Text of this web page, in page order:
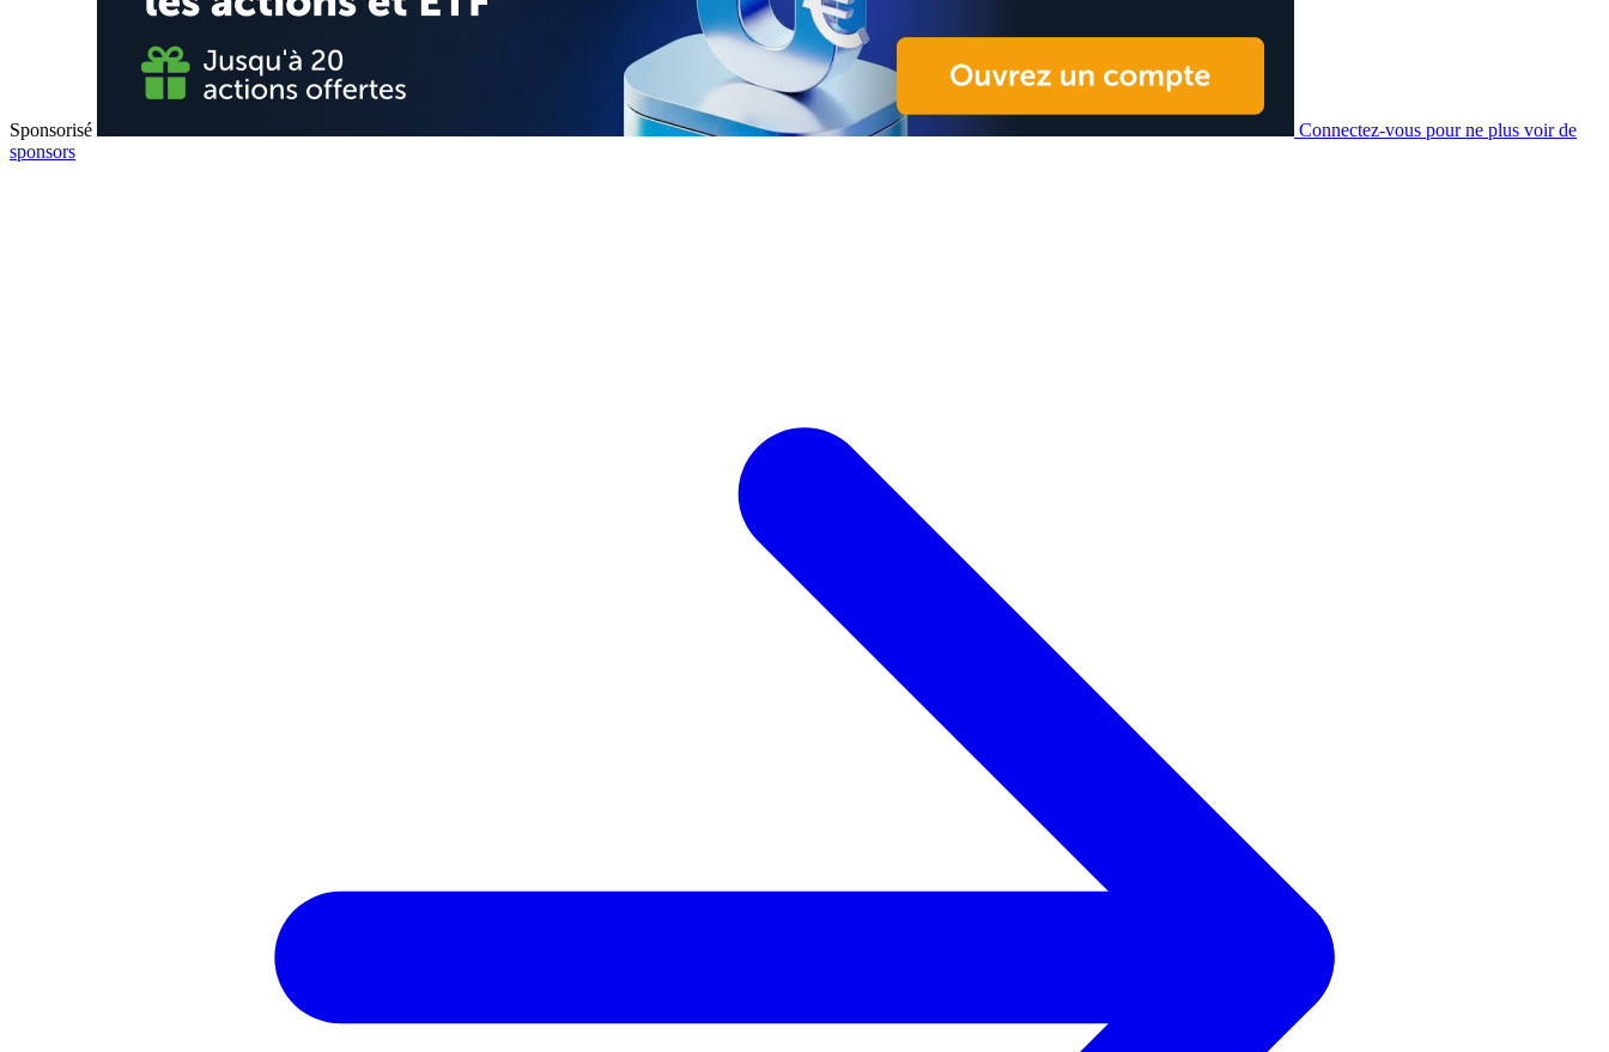
Sponsorisé
Connectez-vous pour ne plus voir de
sponsors